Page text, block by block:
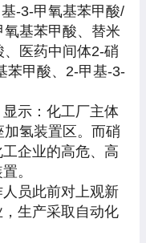
-3-甲氧基苯甲酸/
基苯甲酸、替米
医药中间体2-硝
苯甲酸、2-甲基-3-
示：化工厂主体
氢装置区。而硝
企业的高危、高
。
员此前对上观新
生产采取自动化